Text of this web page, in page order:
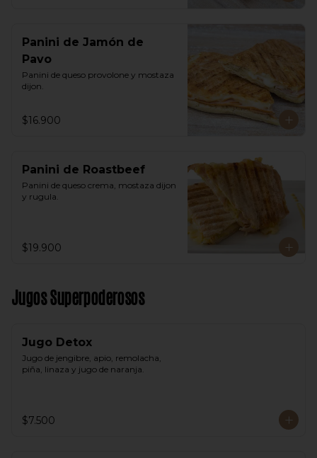
Panini de Jamón de
Pavo
Panini de queso provolone y mostaza
dijon.
$16.900
Panini de Roastbeef
Panini de queso crema, mostaza dijon
y rugula.
$19.900
Jugos Superpoderosos
Jugo Detox
Jugo de jengibre, apio, remolacha,
piña, linaza y jugo de naranja.
$7.500